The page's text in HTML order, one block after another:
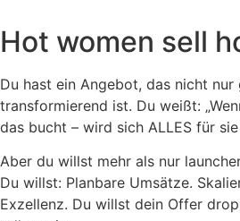
Hot women sell
Du hast ein Angebot, das nicht
transformierend ist. Du weißt:
das bucht – wird sich ALLES für
Aber du willst mehr als nur
Du willst: Planbare Umsätze.
Exzellenz. Du willst dein Offer